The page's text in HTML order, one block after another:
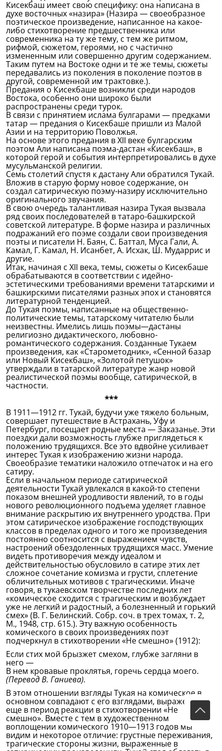
Кисекбаш имеет свою специфику: она написана в
духе восточных «назира» (Назира — своеобразное
поэтическое произведение, написанное на какое-
либо стихотворение предшественника или
современника на ту же тему, с тем же ритмом,
рифмой, сюжетом, героями, но с частично
измененным или совершенно другим содержанием.
Таким путем на Востоке одни и те же темы, сюжеты
передавались из поколения в поколение поэтов в
другой, современной им трактовке.).
Предания о Кисекбаше возникли среди народов
Востока, особенно они широко были
распространены среди турок.
В связи с принятием ислама булгарами — предками
татар — предания о Кисекбаше пришли из Малой
Азии и на территорию Поволжья.
На основе этого предания в XII веке булгарским
поэтом Али написана поэма-дастан «Кисекбаш», в
которой герой и события интерпретировались в духе
мусульманской религии.
Семь столетий спустя к дастану Али обратился Тукай.
Вложив в старую форму новое содержание, он
создал сатирическую поэму-назиру исключительно
оригинального звучания.
В свою очередь талантливая назира Тукая вызвала
ряд своих последователей в татаро-башкирской
советской литературе. В форме назира и различных
подражаний его поэме создали свои произведения
поэты и писатели Н. Баян, С. Баттал, Муса Гали, А.
Камал, Г. Камал, Н. Исанбет, А. Исхак, Ш. Мударрис и
другие.
Итак, начиная с XII века, темы, сюжеты о Кисекбаше
обрабатываются в соответствии с идейно-
эстетическими требованиями времени татарскими и
башкирскими писателями разных эпох и становятся
литературной тенденцией.
До Тукая поэмы, написанные на общественно-
политические темы, татарскому читателю были
неизвестны. Имелись лишь поэмы—дастаны
религиозно дидактического, любовно-
романтического содержания. Созданные Тукаем
произведения, как «Старометодник», «Сенной базар
или Новый Кисекбаш», «Золотой петушок»
утверждали в татарской литературе жанр новой
реалистической поэмы вообще, сатирической, в
частности.
***
В 1911—1912 гг. Тукай, будучи уже тяжело больным,
совершает путешествие в Астрахань, Уфу и
Петербург, посещает родные места — Заказанье. Эти
поездки дали возможность глубже приглядеться к
положению трудящихся. Все это вдвойне усиливает
интерес Тукая к изображению жизни народа.
Своеобразие тематики наложило отпечаток и на его
сатиру.
Если в начальном периоде сатирической
деятельности Тукай увлекался в какой-то степени
показом внешней уродливости явлений, то в годы
нового революционного подъема уделяет главное
внимание раскрытию их внутреннего уродства. При
этом сатирическое изображение господствующих
классов в пределах одного и того же произведения
постоянно соотносится с выражением чувств,
настроений обездоленных трудящихся масс. Умение
видеть противоречия между идеалом и
действительностью обусловило в сатире этих лет
сложное сочетание комизма и грусти, сплетение
обличительных мотивов с трагическими. Иначе
говоря, в тукаевском творчестве последних лет
«комическое сходится с трагическим и возбуждает
уже не легкий и радостный, а болезненный и горький
смех» (В. Г. Белинский. Собр. соч. в трех томах, т. 2,
М., 1948, стр. 615.). Эту важную особенность
комического в своих произведениях поэт
подчеркнул в стихотворении «Не смешно» (1912):
Если стих мой брызжет смехом, глубже загляни в
него —
В нем кровавые проклятья, горечь сердца моего.
(Перевод В. Ганиева).
В этом отношении взгляды Тукая на комическое в
основном совпадают с его взглядами, выраженными
еще в период реакции в стихотворении «Не
смешно». Вместе с тем в художественном
воплощении комического 1910—1913 годов мы
видим и некоторое отличие: грустные переживания,
трагические стороны жизни, выраженные в